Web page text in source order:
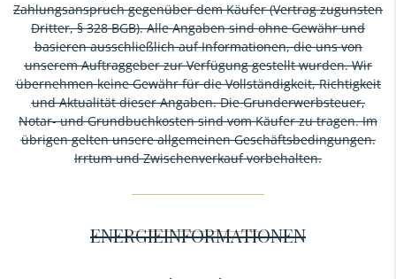
Zahlungsanspruch gegenüber dem Käufer (Vertrag zugunsten
Dritter, § 328 BGB). Alle Angaben sind ohne Gewähr und
basieren ausschließlich auf Informationen, die uns von
unserem Auftraggeber zur Verfügung gestellt wurden. Wir
übernehmen keine Gewähr für die Vollständigkeit, Richtigkeit
und Aktualität dieser Angaben. Die Grunderwerbsteuer,
Notar- und Grundbuchkosten sind vom Käufer zu tragen. Im
übrigen gelten unsere allgemeinen Geschäftsbedingungen.
Irrtum und Zwischenverkauf vorbehalten.
ENERGIEINFORMATIONEN